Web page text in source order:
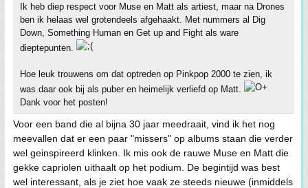
Ik heb diep respect voor Muse en Matt als artiest, maar na Drones
ben ik helaas wel grotendeels afgehaakt. Met nummers al Dig
Down, Something Human en Get up and Fight als ware
dieptepunten.
Hoe leuk trouwens om dat optreden op Pinkpop 2000 te zien, ik
was daar ook bij als puber en heimelijk verliefd op Matt.
Dank voor het posten!
Voor een band die al bijna 30 jaar meedraait, vind ik het nog
meevallen dat er een paar "missers" op albums staan die verder
wel geinspireerd klinken. Ik mis ook de rauwe Muse en Matt die
gekke capriolen uithaalt op het podium. De begintijd was best
wel interessant, als je ziet hoe vaak ze steeds nieuwe (inmiddels